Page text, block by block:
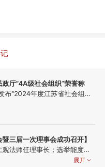
政厅“4A级社会组织”荣誉称
布“2024年度江苏省社会组织
州文峰慈善基金会正式被授
三届一次理事会成功召开】
法师任理事长；选举能度法
副理事长兼秘书长；选举贾占
展开